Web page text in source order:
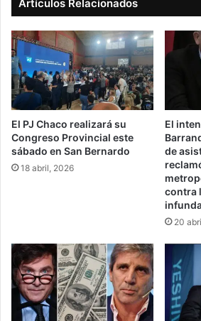
Artículos Relacionados
El PJ Chaco realizará su
Congreso Provincial este
sábado en San Bernardo
18 abril, 2026
El
de
contra
20